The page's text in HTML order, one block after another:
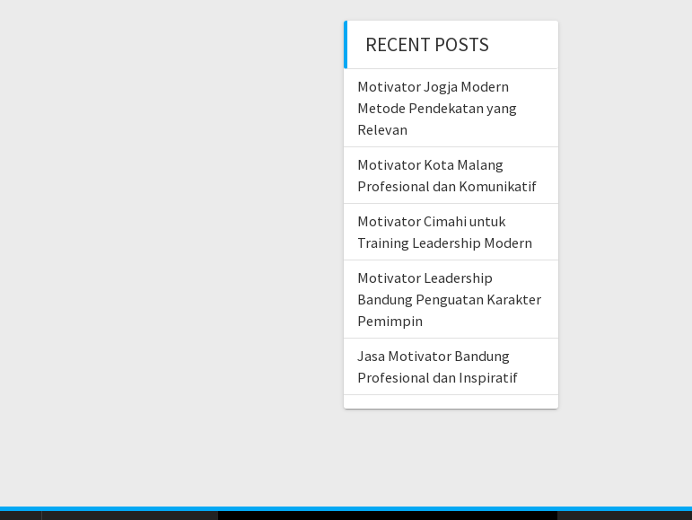
RECENT POSTS
Motivator Jogja Modern
Metode Pendekatan yang
Relevan
Motivator Kota Malang
Profesional dan Komunikatif
Motivator Cimahi untuk
Training Leadership Modern
Motivator Leadership
Bandung Penguatan Karakter
Pemimpin
Jasa Motivator Bandung
Profesional dan Inspiratif